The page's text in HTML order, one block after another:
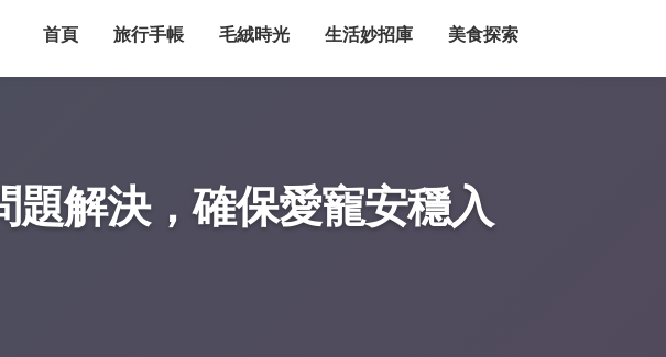
首頁 旅行手帳 毛絨時光 生活妙招庫 美食探索
解決，確保愛寵安穩入